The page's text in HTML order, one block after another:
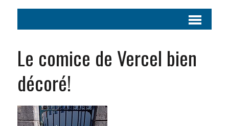
Le comice de Vercel bien
décoré!